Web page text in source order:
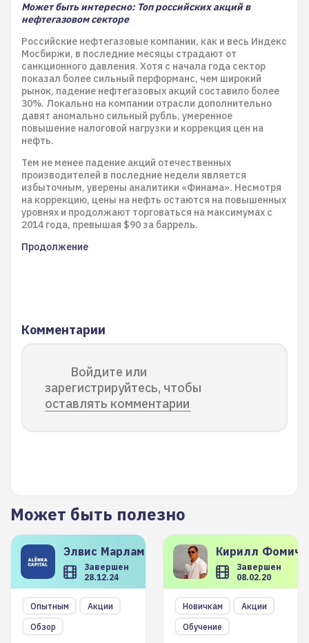
Может быть интересно: Топ российских акций в
нефтегазовом секторе
Российские нефтегазовые компании, как и весь Индекс
Мосбиржи, в последние месяцы страдают от
санкционного давления. Хотя с начала года сектор
показал более сильный перформанс, чем широкий
рынок, падение нефтегазовых акций составило более
30%. Локально на компании отрасли дополнительно
давят аномально сильный рубль, умеренное
повышение налоговой нагрузки и коррекция цен на
нефть.
Тем не менее падение акций отечественных
производителей в последние недели является
избыточным, уверены аналитики «Финама». Несмотря
на коррекцию, цены на нефть остаются на повышенных
уровнях и продолжают торговаться на максимумах с
2014 года, превышая $90 за баррель.
Продолжение
Комментарии
Войдите или
зарегистрируйтесь, чтобы
оставлять комментарии
Может быть полезно
Элвис Марламов
Завершен
28.12.24
Опытным
Акции
Обзор
Кирилл
Завершен
08.02.20
Новичкам
Акции
Обучение